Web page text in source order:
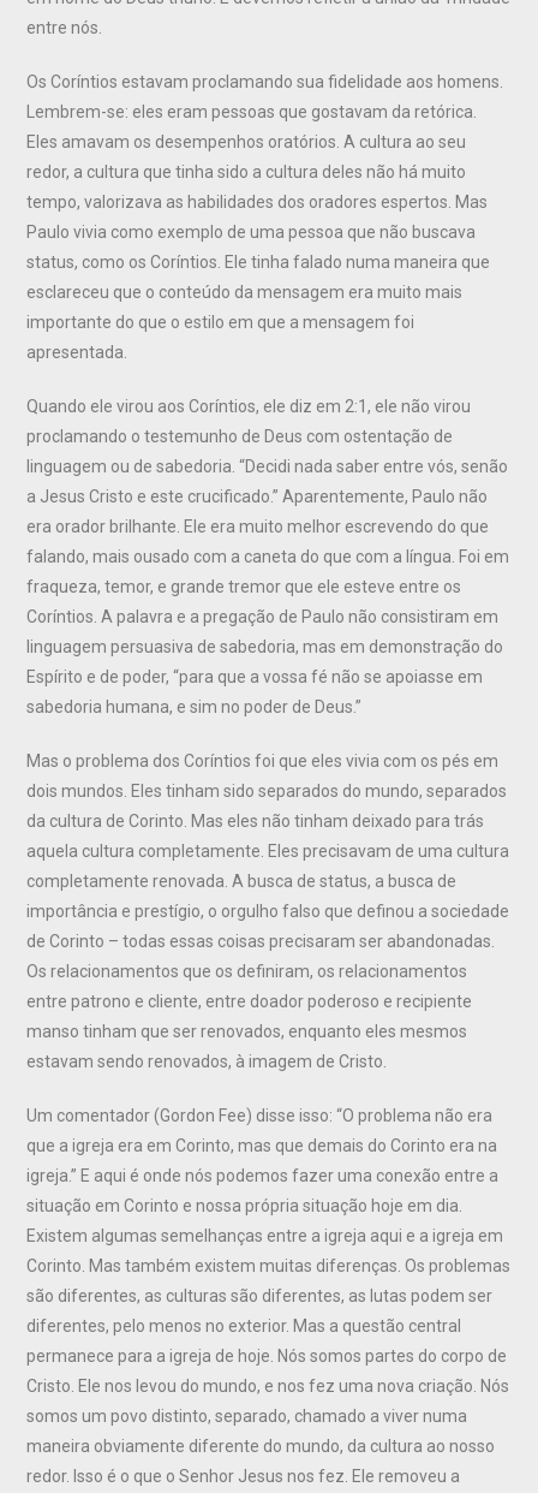
entre nós.
Os Coríntios estavam proclamando sua fidelidade aos homens.
Lembrem-se: eles eram pessoas que gostavam da retórica.
Eles amavam os desempenhos oratórios. A cultura ao seu
redor, a cultura que tinha sido a cultura deles não há muito
tempo, valorizava as habilidades dos oradores espertos. Mas
Paulo vivia como exemplo de uma pessoa que não buscava
status, como os Coríntios. Ele tinha falado numa maneira que
esclareceu que o conteúdo da mensagem era muito mais
importante do que o estilo em que a mensagem foi
apresentada.
Quando ele virou aos Coríntios, ele diz em 2:1, ele não virou
proclamando o testemunho de Deus com ostentação de
linguagem ou de sabedoria. “Decidi nada saber entre vós, senão
a Jesus Cristo e este crucificado.” Aparentemente, Paulo não
era orador brilhante. Ele era muito melhor escrevendo do que
falando, mais ousado com a caneta do que com a língua. Foi em
fraqueza, temor, e grande tremor que ele esteve entre os
Coríntios. A palavra e a pregação de Paulo não consistiram em
linguagem persuasiva de sabedoria, mas em demonstração do
Espírito e de poder, “para que a vossa fé não se apoiasse em
sabedoria humana, e sim no poder de Deus.”
Mas o problema dos Coríntios foi que eles vivia com os pés em
dois mundos. Eles tinham sido separados do mundo, separados
da cultura de Corinto. Mas eles não tinham deixado para trás
aquela cultura completamente. Eles precisavam de uma cultura
completamente renovada. A busca de status, a busca de
importância e prestígio, o orgulho falso que definou a sociedade
de Corinto – todas essas coisas precisaram ser abandonadas.
Os relacionamentos que os definiram, os relacionamentos
entre patrono e cliente, entre doador poderoso e recipiente
manso tinham que ser renovados, enquanto eles mesmos
estavam sendo renovados, à imagem de Cristo.
Um comentador (Gordon Fee) disse isso: “O problema não era
que a igreja era em Corinto, mas que demais do Corinto era na
igreja.” E aqui é onde nós podemos fazer uma conexão entre a
situação em Corinto e nossa própria situação hoje em dia.
Existem algumas semelhanças entre a igreja aqui e a igreja em
Corinto. Mas também existem muitas diferenças. Os problemas
são diferentes, as culturas são diferentes, as lutas podem ser
diferentes, pelo menos no exterior. Mas a questão central
permanece para a igreja de hoje. Nós somos partes do corpo de
Cristo. Ele nos levou do mundo, e nos fez uma nova criação. Nós
somos um povo distinto, separado, chamado a viver numa
maneira obviamente diferente do mundo, da cultura ao nosso
redor. Isso é o que o Senhor Jesus nos fez. Ele removeu a